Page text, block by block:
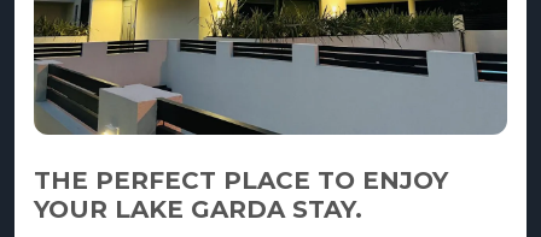
THE PERFECT PLACE TO ENJOY
YOUR LAKE GARDA STAY.